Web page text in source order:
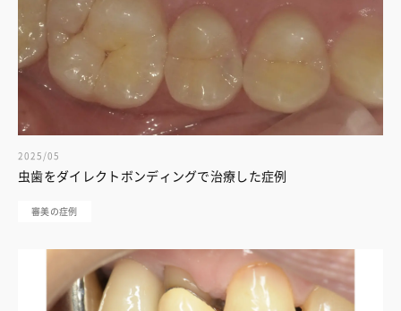
2025/05
虫歯をダイレクトボンディングで治療した症例
審美の症例